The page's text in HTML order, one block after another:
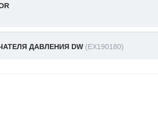
ДАВЛЕНИЯ DW (EX190180)